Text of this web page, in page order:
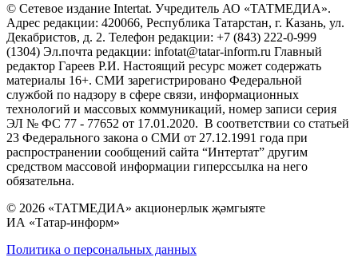
© Сетевое издание Intertat. Учредитель АО «ТАТМЕДИА».
Адрес редакции: 420066, Республика Татарстан, г. Казань, ул.
Декабристов, д. 2. Телефон редакции: +7 (843) 222-0-999
(1304) Эл.почта редакции: infotat@tatar-inform.ru Главный
редактор Гареев Р.И. Настоящий ресурс может содержать
материалы 16+. СМИ зарегистрировано Федеральной
службой по надзору в сфере связи, информационных
технологий и массовых коммуникаций, номер записи серия
ЭЛ № ФС 77 - 77652 от 17.01.2020. В соответствии со статьей
23 Федерального закона о СМИ от 27.12.1991 года при
распространении сообщений сайта “Интертат” другим
средством массовой информации гиперссылка на него
обязательна.
© 2026 «ТАТМЕДИА» акционерлык җәмгыяте
ИА «Татар-информ»
Политика о персональных данных